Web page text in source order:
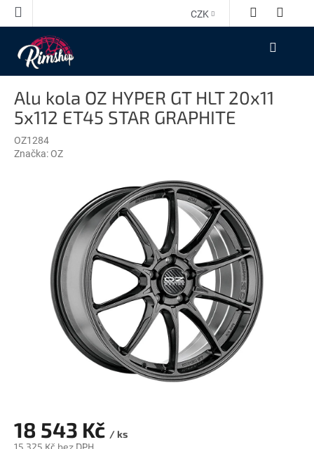
Přejít
CZK
NÁKUPNÍ
Alu kola OZ HYPER GT HLT 20x11
5x112 ET45 STAR GRAPHITE
OZ1284
Značka: OZ
18 543 Kč / ks